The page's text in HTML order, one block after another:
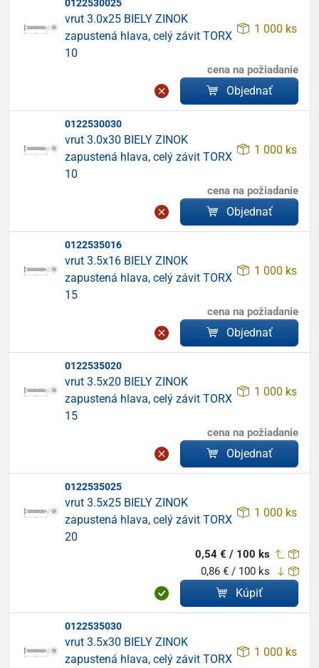
0122530025
vrut 3.0x25 BIELY ZINOK
zapustená hlava, celý závit TORX
10
1 000 ks
cena na požiadanie
Objednať
0122530030
vrut 3.0x30 BIELY ZINOK
zapustená hlava, celý závit TORX
10
1 000 ks
cena na požiadanie
Objednať
0122535016
vrut 3.5x16 BIELY ZINOK
zapustená hlava, celý závit TORX
15
1 000 ks
cena na požiadanie
Objednať
0122535020
vrut 3.5x20 BIELY ZINOK
zapustená hlava, celý závit TORX
15
1 000 ks
cena na požiadanie
Objednať
0122535025
vrut 3.5x25 BIELY ZINOK
zapustená hlava, celý závit TORX
20
1 000 ks
0,54 € / 100 ks
0,86 € / 100 ks
Kúpiť
0122535030
vrut 3.5x30 BIELY ZINOK
zapustená hlava, celý závit TORX
1 000 ks